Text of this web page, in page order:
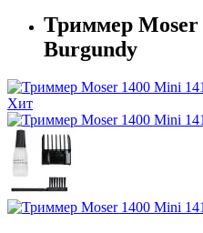
Триммер Moser
Burgundy
Хит